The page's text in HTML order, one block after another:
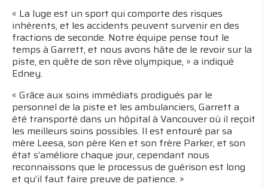
« La luge est un sport qui comporte des risques
inhérents, et les accidents peuvent survenir en des
fractions de seconde. Notre équipe pense tout le
temps à Garrett, et nous avons hâte de le revoir sur la
piste, en quête de son rêve olympique, » a indiqué
Edney.
« Grâce aux soins immédiats prodigués par le
personnel de la piste et les ambulanciers, Garrett a
été transporté dans un hôpital à Vancouver où il reçoit
les meilleurs soins possibles. Il est entouré par sa
mère Leesa, son père Ken et son frère Parker, et son
état s’améliore chaque jour, cependant nous
reconnaissons que le processus de guérison est long
et qu’il faut faire preuve de patience. »